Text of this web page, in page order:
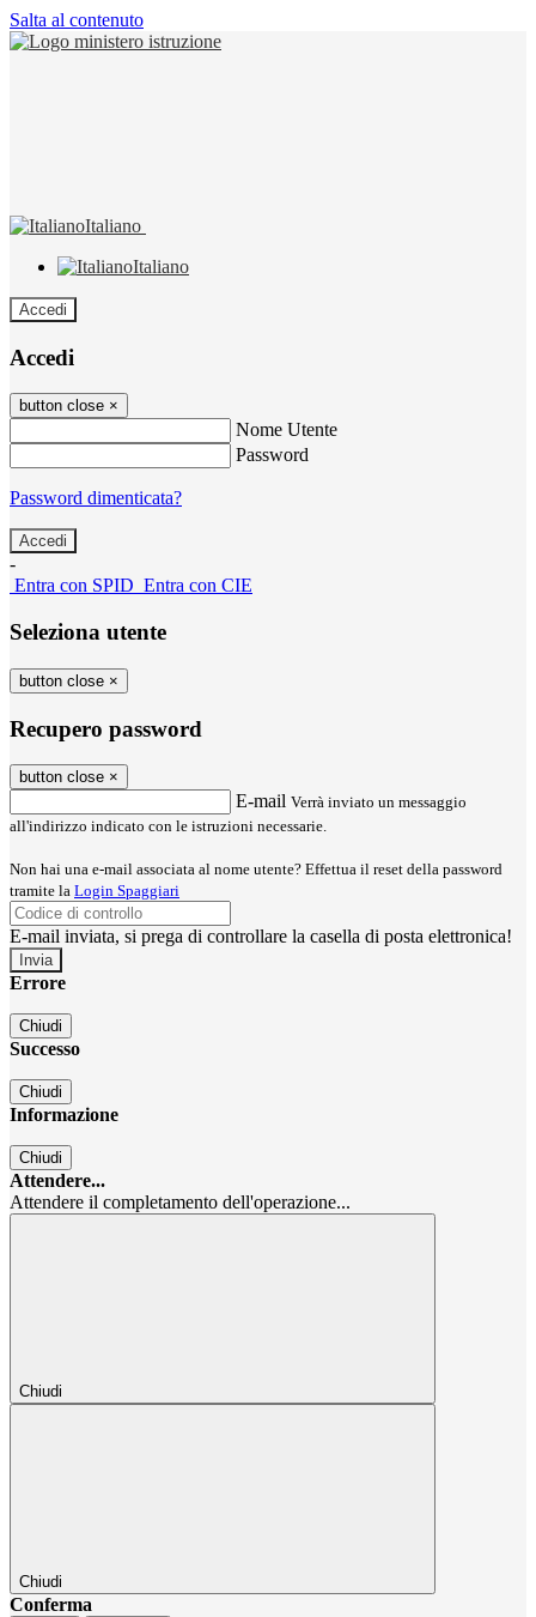
Salta al contenuto
Italiano
Italiano
Accedi
Accedi
button close ×
Nome Utente
Password
Password dimenticata?
-
Entra con SPID Entra con CIE
Seleziona utente
button close ×
Recupero password
button close ×
E-mail Verrà inviato un messaggio
all'indirizzo indicato con le istruzioni necessarie.
Non hai una e-mail associata al nome utente? Effettua il reset della password
tramite la Login Spaggiari
E-mail inviata, si prega di controllare la casella di posta elettronica!
Errore
Chiudi
Successo
Chiudi
Informazione
Chiudi
Attendere...
Attendere il completamento dell'operazione...
Chiudi
Chiudi
Conferma